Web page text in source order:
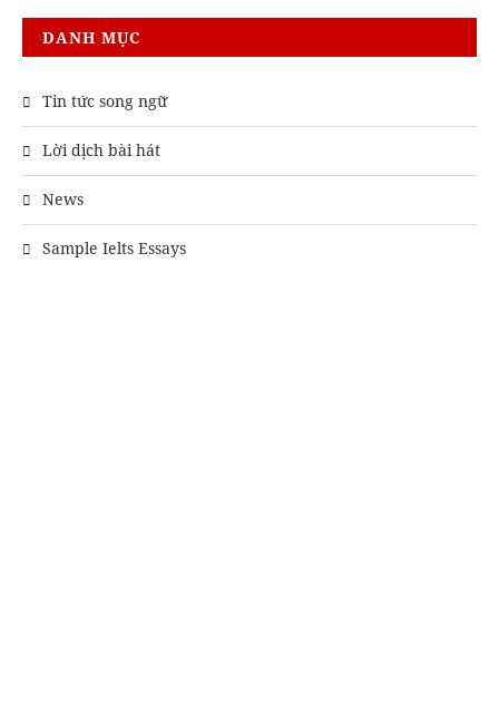
DANH MỤC
Tin tức song ngữ
Lời dịch bài hát
News
Sample Ielts Essays